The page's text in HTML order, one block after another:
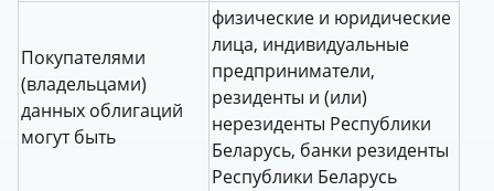
Покупателями
(владельцами)
данных облигаций
могут быть
физические и юридические
лица, индивидуальные
предприниматели,
резиденты и (или)
нерезиденты Республики
Беларусь, банки резиденты
Республики Беларусь